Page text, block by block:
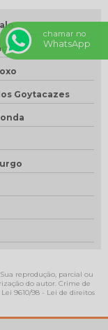
Goytacazes
reprodução, parcial ou
do autor. Crime de
Lei 9610/98 - Lei de direitos
chamar no
WhatsApp